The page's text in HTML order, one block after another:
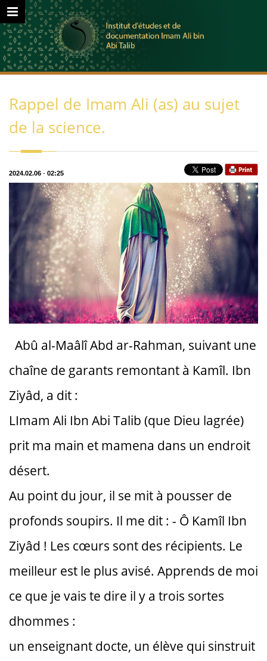
Rappel de Imam Ali (as) au sujet
de la science.
2024.02.06 - 02:25
Abû al-Maâlî Abd ar-Rahman, suivant une
chaîne de garants remontant à Kamîl. Ibn
Ziyâd, a dit :
LImam Ali Ibn Abi Talib (que Dieu lagrée)
prit ma main et mamena dans un endroit
désert.
Au point du jour, il se mit à pousser de
profonds soupirs. Il me dit : - Ô Kamîl Ibn
Ziyâd ! Les cœurs sont des récipients. Le
meilleur est le plus avisé. Apprends de moi
ce que je vais te dire il y a trois sortes
dhommes :
un enseignant docte, un élève qui sinstruit